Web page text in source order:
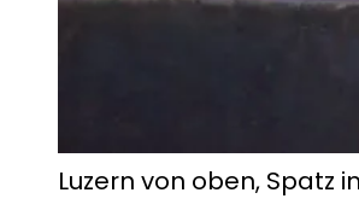
Luzern von oben, Spatz